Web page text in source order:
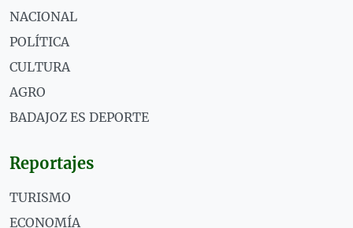
NACIONAL
POLÍTICA
CULTURA
AGRO
BADAJOZ ES DEPORTE
Reportajes
TURISMO
ECONOMÍA